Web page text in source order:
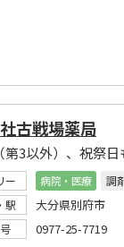
古戦場薬局
第3以外）、祝祭
ー 病院・医療
調
駅
大分県別府市
0977-25-7719